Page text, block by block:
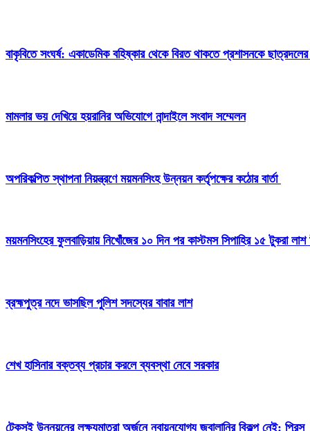
বাকৃবিতে সংঘর্ষ: একাডেমিক বহিষ্কার থেকে বিরত থাকতে প্রশাসনকে
মামলার ভয় দেখিয়ে হয়রানির অভিযোগে নান্দাইলে সংবাদ সম্মেলন
অপরিকল্পিত স্থাপনা নিয়ন্ত্রণে ময়মনসিংহ উন্নয়ন কর্তৃপক্ষের কঠোর বার্তা
ময়মনসিংহের ফুলবাড়িয়ায় নিখোঁজের ১০ দিন পর কাস্টমস সিপাহির ১৫ টুকরা লাশ
ব্রহ্মপুত্র নদে ভাসছিল পুলিশ সদস্যের বাবার লাশ
শেখ হাসিনার বক্তব্য প্রচার করলে ব্যবস্থা নেবে সরকার
টেকসই উন্নয়নের লক্ষ্যমাত্রা অর্জনে নবায়নযোগ্য জ্বালানির বিকল্প নেই: প্রিন্স